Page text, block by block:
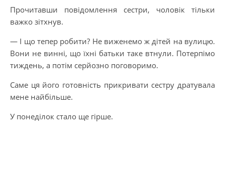
Прочитавши повідомлення сестри, чоловік тільки
важко зітхнув.
— І що тепер робити? Не виженемо ж дітей на вулицю.
Вони не винні, що їхні батьки таке втнули. Потерпімо
тиждень, а потім серйозно поговоримо.
Саме ця його готовність прикривати сестру дратувала
мене найбільше.
У понеділок стало ще гірше.